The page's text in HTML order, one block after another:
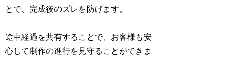
とで、完成後のズレを防げます。
途中経過を共有することで、お客様も安
心して制作の進行を見守ることができま